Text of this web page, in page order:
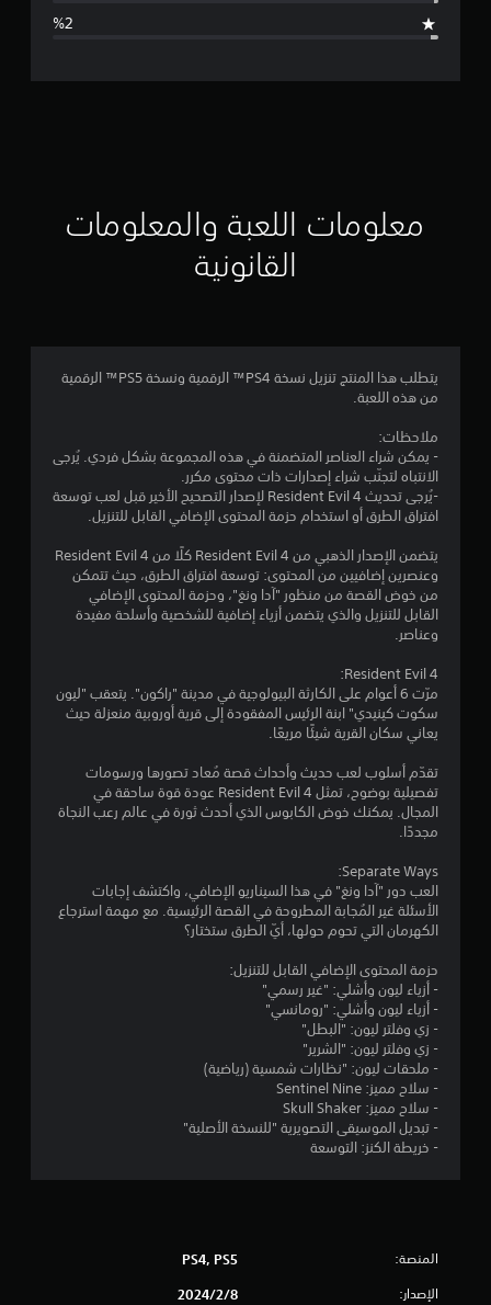
ت
ي
.
7
ن
ج
و
م
م
5
ج
و
م
ي
معلومات اللعبة والمعلومات
القانونية
يتطلب هذا المنتج تنزيل نسخة PS4™ الرقمية ونسخة PS5™ الرقمية
من هذه اللعبة.
ملاحظات:
- يمكن شراء العناصر المتضمنة في هذه المجموعة بشكل فردي. يُرجى
الانتباه لتجنّب شراء إصدارات ذات محتوى مكرر.
-يُرجى تحديث Resident Evil 4 لإصدار التصحيح الأخير قبل لعب توسعة
افتراق الطرق أو استخدام حزمة المحتوى الإضافي القابل للتنزيل.
يتضمن الإصدار الذهبي من Resident Evil 4 كلًا من Resident Evil 4
وعنصرين إضافيين من المحتوى: توسعة افتراق الطرق، حيث تتمكن
من خوض القصة من منظور "آدا ونغ"، وحزمة المحتوى الإضافي
القابل للتنزيل والذي يتضمن أزياء إضافية للشخصية وأسلحة مفيدة
وعناصر.
Resident Evil 4:
مرّت 6 أعوام على الكارثة البيولوجية في مدينة "راكون". يتعقب "ليون
سكوت كينيدي" ابنة الرئيس المفقودة إلى قرية أوروبية منعزلة حيث
يعاني سكان القرية شيئًا مريعًا.
تقدّم أسلوب لعب حديث وأحداث قصة مُعاد تصورها ورسومات
تفصيلية بوضوح، تمثل Resident Evil 4 عودة قوة ساحقة في
المجال. يمكنك خوض الكابوس الذي أحدث ثورة في عالم رعب النجاة
مجددًا.
Separate Ways:
العب دور "آدا ونغ" في هذا السيناريو الإضافي، واكتشف إجابات
الأسئلة غير المُجابة المطروحة في القصة الرئيسية. مع مهمة استرجاع
الكهرمان التي تحوم حولها، أيّ الطرق ستختار؟
حزمة المحتوى الإضافي القابل للتنزيل:
- أزياء ليون وأشلي: "غير رسمي"
- أزياء ليون وأشلي: "رومانسي"
- زي وفلتر ليون: "البطل"
- زي وفلتر ليون: "الشرير"
- ملحقات ليون: "نظارات شمسية (رياضية)
- سلاح مميز: Sentinel Nine
- سلاح مميز: Skull Shaker
- تبديل الموسيقى التصويرية "للنسخة الأصلية"
- خريطة الكنز: التوسعة
المنصة: PS4, PS5
الإصدار: 8‏/2‏/2024